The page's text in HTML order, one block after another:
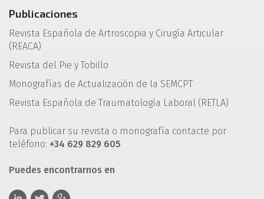
Publicaciones
Revista Española de Artroscopia y Cirugía Articular
(REACA)
Revista del Pie y Tobillo
Monografías de Actualización de la SEMCPT
Revista Española de Traumatología Laboral (RETLA)
Para publicar su revista o monografía contacte por
teléfono: +34 629 829 605
Puedes encontrarnos en